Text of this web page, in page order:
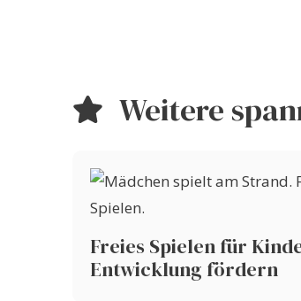
Weitere
Freies Spielen für
Entwicklung fördern